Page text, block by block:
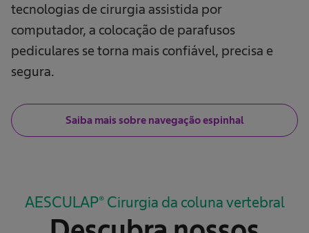
tecnologias de cirurgia assistida por
computador, a colocação de parafusos
pediculares se torna mais confiável, precisa e
segura.
Saiba mais sobre navegação espinhal
AESCULAP® Cirurgia da coluna vertebral​